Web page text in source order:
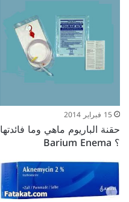
15 فبراير 2014
حقنة الباريوم ماهي وما فائدتها
؟ Barium Enema